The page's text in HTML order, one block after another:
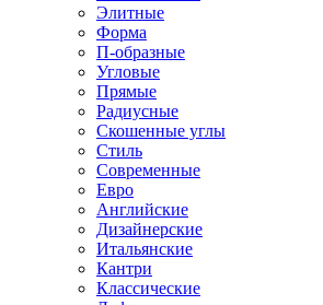
Элитные
Форма
П-образные
Угловые
Прямые
Радиусные
Скошенные углы
Стиль
Современные
Евро
Английские
Дизайнерские
Итальянские
Кантри
Классические